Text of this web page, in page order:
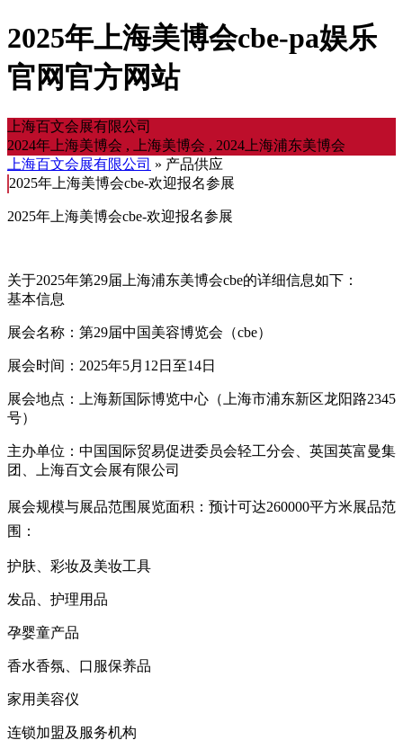
2025年上海美博会cbe-pa娱乐
官网官方网站
上海百文会展有限公司
2024年上海美博会 , 上海美博会 , 2024上海浦东美博会
上海百文会展有限公司 » 产品供应
2025年上海美博会cbe-欢迎报名参展
2025年上海美博会cbe-欢迎报名参展
关于2025年第29届上海浦东美博会cbe的详细信息如下：
基本信息
展会名称：第29届中国美容博览会（cbe）
展会时间：2025年5月12日至14日
展会地点：上海新国际博览中心（上海市浦东新区龙阳路2345
号）
主办单位：中国国际贸易促进委员会轻工分会、英国英富曼集
团、上海百文会展有限公司
展会规模与展品范围 展览面积：预计可达260000平方米展品范
围：
护肤、彩妆及美妆工具
发品、护理用品
孕婴童产品
香水香氛、口服保养品
家用美容仪
连锁加盟及服务机构